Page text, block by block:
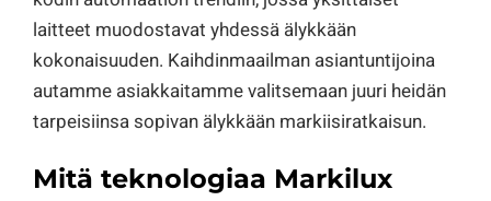
laitteet muodostavat yhdessä älykkään
kokonaisuuden. Kaihdinmaailman asiantuntijoina
autamme asiakkaitamme valitsemaan juuri heidän
tarpeisiinsa sopivan älykkään markiisiratkaisun.
Mitä teknologiaa Markilux